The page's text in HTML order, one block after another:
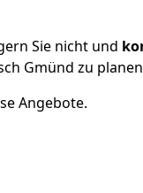
Sie nicht und
Gmünd zu
Angebote.